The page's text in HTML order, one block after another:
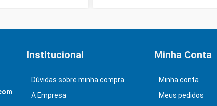
Institucional
Dúvidas sobre minha compra
A Empresa
Minha Conta
Minha conta
Meus pedidos